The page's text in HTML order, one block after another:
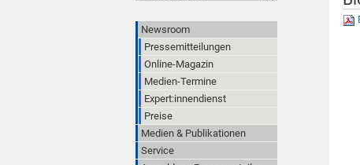
Newsroom
Pressemitteilungen
Online-Magazin
Medien-Termine
Expert:innendienst
Preise
Medien & Publikationen
Service